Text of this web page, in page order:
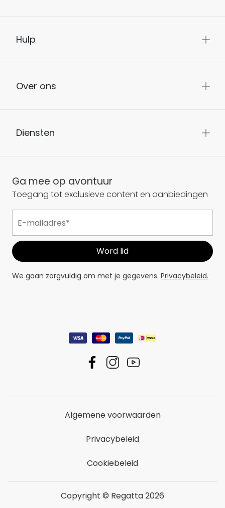
Hulp
Over ons
Diensten
Ga mee op avontuur
Toegang tot exclusieve content en aanbiedingen
We gaan zorgvuldig om met je gegevens. Privacybeleid.
Algemene voorwaarden
Privacybeleid
Cookiebeleid
Copyright © Regatta 2026